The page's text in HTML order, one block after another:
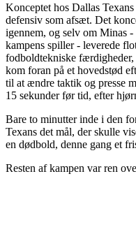
Konceptet hos Dallas
defensiv som afsæt. Det
igennem, og selv om Minas
kampens spiller - leverede
fodboldtekniske færdigheder,
kom foran på et hovedstød
til at ændre taktik og presse
15 sekunder før tid, efter
Bare to minutter inde i den
Texans det mål, der skulle
en dødbold, denne gang et
Resten af kampen var ren